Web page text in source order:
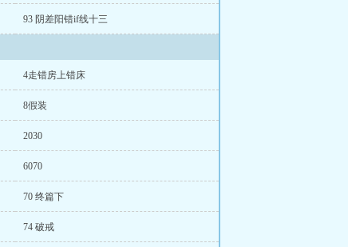
93 阴差阳错if线十三
4走错房上错床
8假装
2030
6070
70 终篇下
74 破戒